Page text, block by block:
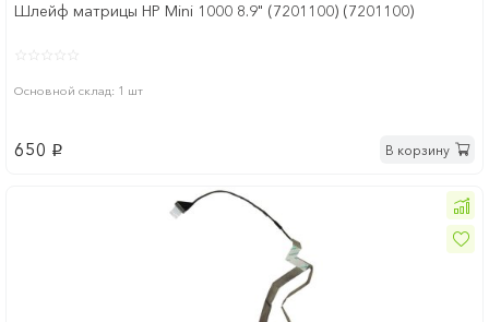
Шлейф матрицы HP Mini 1000 8.9" (7201100) (7201100)
Основной склад: 1 шт
650 p В корзину